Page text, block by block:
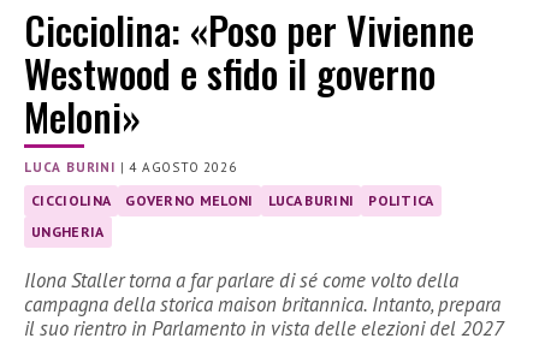
Cicciolina: «Poso per Vivienne
Westwood e sfido il governo
Meloni»
LUCA BURINI |4 AGOSTO 2026
CICCIOLINA GOVERNO MELONI LUCA BURINI
POLITICA
UNGHERIA
Ilona Staller torna a far parlare di sé come volto della
campagna della storica maison britannica. Intanto, prepara
il suo rientro in Parlamento in vista delle elezioni del 2027